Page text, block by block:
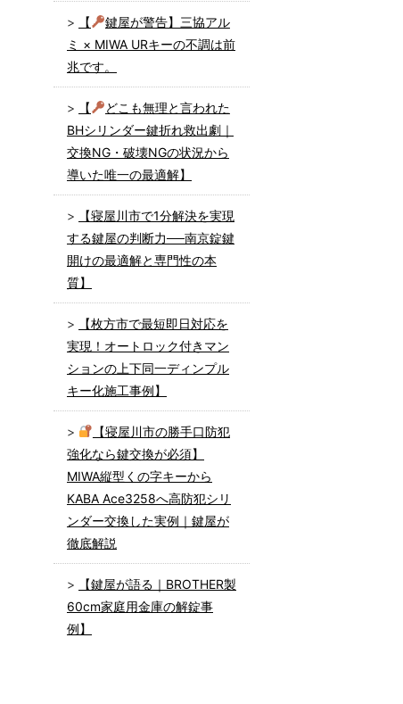
【
鍵屋が警告】三協アル
ミ × MIWA URキーの不調は前
兆です。
【
どこも無理と言われた
BHシリンダー鍵折れ救出劇｜
交換NG・破壊NGの状況から
導いた唯一の最適解】
【寝屋川市で1分解決を実現
する鍵屋の判断力──南京錠鍵
開けの最適解と専門性の本
質】
【枚方市で最短即日対応を
実現！オートロック付きマン
ションの上下同一ディンプル
キー化施工事例】
【寝屋川市の勝手口防犯
強化なら鍵交換が必須】
MIWA縦型くの字キーから
KABA Ace3258へ高防犯シリ
ンダー交換した実例｜鍵屋が
徹底解説
【鍵屋が語る｜BROTHER製
60cm家庭用金庫の解錠事
例】